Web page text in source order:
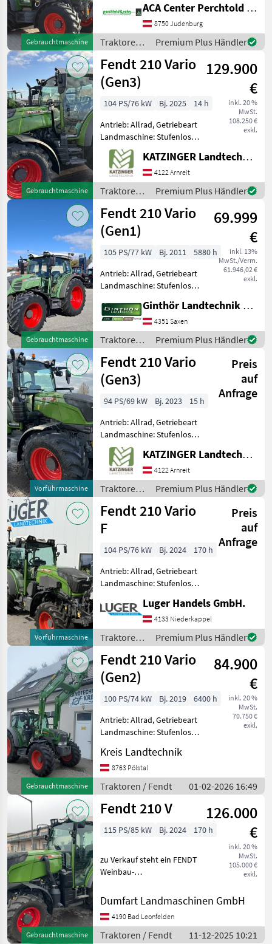
Gebrauchtmaschine
Zapfwellendrehzahl:
540/540E/1000,
Höchstgeschwindigkeit in
km/h: 40 km/h, Aufladung:
ACA Center Perchtold - Perchtold & Sohn GmbH
8750 Judenburg
Traktoren /
Fendt
Premium Plus Händler
Gebrauchtmaschine
Fendt 210 Vario
(Gen3)
129.900
€
inkl. 20 %
MwSt.
108.250 €
exkl.
104 PS/76 kW Bj. 2025
14 h
Antrieb: Allrad, Getriebeart
Landmaschine: Stufenloses
Getriebe, Plattform: Kabine,
Zapfwellendrehzahl:
540/540E/1000,
Höchstgeschwindigkeit in
km/h: 40 km/h, Aufladung:
KATZINGER Landtechnik GmbH
4122 Arnreit
Traktoren /
Fendt
Premium Plus Händler
Gebrauchtmaschine
Fendt 210 Vario
(Gen1)
69.999
€
inkl. 13%
MwSt./Verm.
61.946,02 €
exkl.
105 PS/77 kW Bj. 2011
5880 h
Antrieb: Allrad, Getriebeart
Landmaschine: Stufenloses
Zapfwellendrehzahl:
540/540E/1000,
Höchstgeschwindigkeit in
km/h: 40 km/h, Aufladung:
Ginthör Landtechnik GmbH
4351 Saxen
Traktoren /
Fendt
Premium Plus Händler
Vorführmaschine
Fendt 210 Vario
(Gen3)
Preis
auf
Anfrage
94 PS/69 kW Bj. 2023
15 h
Antrieb: Allrad, Getriebeart
Landmaschine: Stufenloses
Getriebe, Plattform: Kabine,
Zapfwellendrehzahl:
540/540E/1000,
Höchstgeschwindigkeit in
km/h: 40 km/h, Aufladung:
KATZINGER Landtechnik GmbH
4122 Arnreit
Traktoren /
Fendt
Premium Plus Händler
Vorführmaschine
Fendt 210 Vario
F
Preis
auf
Anfrage
104 PS/76 kW Bj. 2024
170 h
Antrieb: Allrad, Getriebeart
Landmaschine: Stufenloses
Zapfwellendrehzahl:
540/540E/1000,
Höchstgeschwindigkeit in
km/h: 40 km/h, Aufladung:
Luger Handels GmbH.
4133 Niederkappel
Traktoren /
Fendt
Premium Plus Händler
Gebrauchtmaschine
Fendt 210 Vario
(Gen2)
84.900
€
inkl. 20 %
MwSt.
70.750 €
exkl.
100 PS/74 kW Bj. 2019
6400 h
Antrieb: Allrad, Getriebeart
Landmaschine: Stufenloses
Zapfwellendrehzahl:
540/540E/1000,
Höchstgeschwindigkeit in
km/h: 40 km/h, Aufladung:
Kreis Landtechnik
8763 Pölstal
Traktoren / Fendt 01-02-2026 16:49
Gebrauchtmaschine
Fendt 210 V
126.000
€
inkl. 20 %
MwSt.
105.000 €
exkl.
115 PS/85 kW Bj. 2024 170 h
zu Verkauf steht ein FENDT
Weinbau-
Profi mit folgender
Erstausstattung A054
VORDERACHSE BREIT A057
VORDERACHSFEDERUNG
Dumfart Landmaschinen GmbH
4190 Bad Leonfelden
Traktoren / Fendt 11-12-2025 10:21